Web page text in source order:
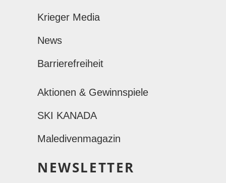
Krieger Media
News
Barrierefreiheit
Aktionen & Gewinnspiele
SKI KANADA
Maledivenmagazin
NEWSLETTER